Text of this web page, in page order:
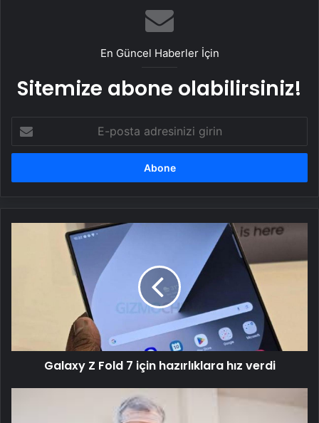
En Güncel Haberler İçin
Sitemize abone olabilirsiniz!
posta
adresinizi
Galaxy Z Fold 7 için hazırlıklara hız verdi